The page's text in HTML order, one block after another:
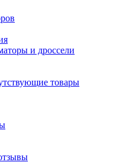
и дроссели
товары